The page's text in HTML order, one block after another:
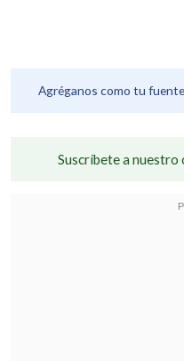
Agréganos como tu
Suscríbete a nuestro